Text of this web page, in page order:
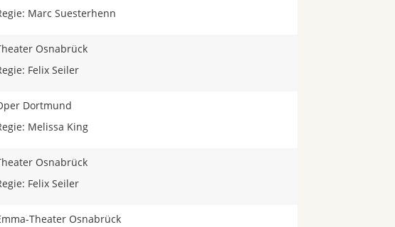
Marc Suesterhenn
Osnabrück
Felix Seiler
Dortmund
Melissa King
Osnabrück
Felix Seiler
Theater Osnabrück